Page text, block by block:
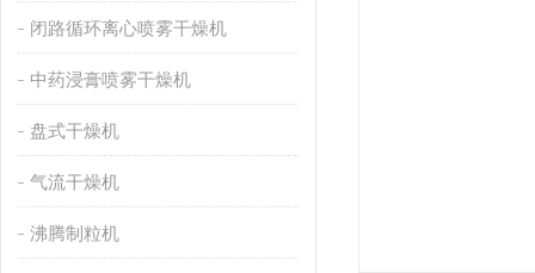
闭路循环离心喷雾干燥机
中药浸膏喷雾干燥机
盘式干燥机
气流干燥机
沸腾制粒机